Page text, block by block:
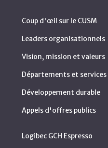
Coup d'œil sur le CUSM
Leaders organisationnels
Vision, mission et valeurs
Départements et
Développement durable
Appels d'offres publics
Logibec GCH Espresso